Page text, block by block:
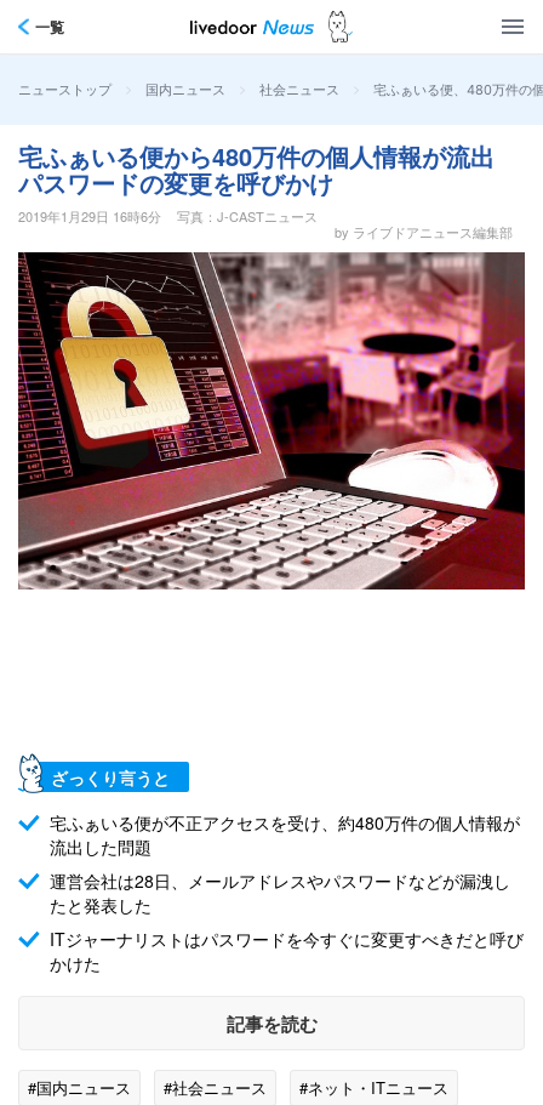
一覧
ニューストップ > 国内ニュース > 社会ニュース > 宅ふぁいる便、480万件の
宅ふぁいる便から480万件の個人情報が流出
パスワードの変更を呼びかけ
2019年1月29日 16時6分
写真：J-CASTニュース
by ライブドアニュース編集部
ざっくり言うと
宅ふぁいる便が不正アクセスを受け、約480万件の個人情報が
流出した問題
運営会社は28日、メールアドレスやパスワードなどが漏洩し
たと発表した
ITジャーナリストはパスワードを今すぐに変更すべきだと呼び
かけた
記事を読む
#国内ニュース #社会ニュース
#ネット・ITニュース